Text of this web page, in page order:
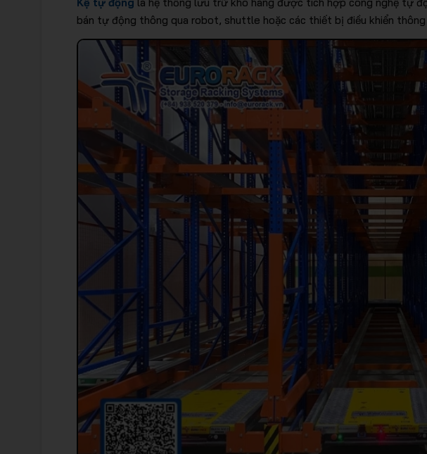
bán tự động thông qua robot, shuttle hoặc các thiết bị điều khiển thông